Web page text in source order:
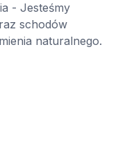
- Jesteśmy
schodów
naturalnego.